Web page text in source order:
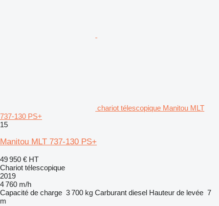
chariot télescopique Manitou MLT
737-130 PS+
15
Manitou MLT 737-130 PS+
49 950 € HT
Chariot télescopique
2019
4 760 m/h
Capacité de charge 3 700 kg Carburant diesel Hauteur de levée 7
m